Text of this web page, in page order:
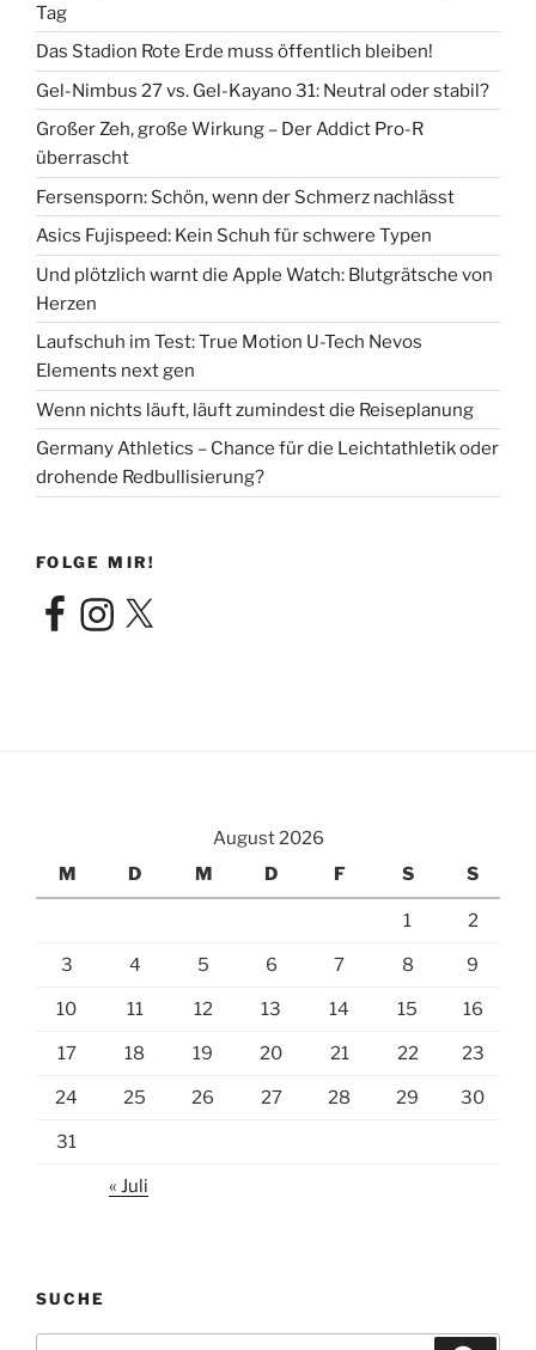
Tag
Das Stadion Rote Erde muss öffentlich bleiben!
Gel-Nimbus 27 vs. Gel-Kayano 31: Neutral oder stabil?
Großer Zeh, große Wirkung – Der Addict Pro-R
überrascht
Fersensporn: Schön, wenn der Schmerz nachlässt
Asics Fujispeed: Kein Schuh für schwere Typen
Und plötzlich warnt die Apple Watch: Blutgrätsche von
Herzen
Laufschuh im Test: True Motion U-Tech Nevos
Elements next gen
Wenn nichts läuft, läuft zumindest die Reiseplanung
Germany Athletics – Chance für die Leichtathletik oder
drohende Redbullisierung?
FOLGE MIR!
FacebookInstagram
X
August 2026
M
D M D F S S
1 2
3 4 5 6 7 8 9
10 11 12 13 14 15 16
17 18 19 20 21 22 23
24 25 26 27 28 29 30
31
« Juli
SUCHE